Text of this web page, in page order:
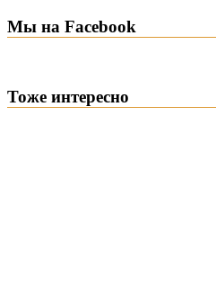
Мы на Facebook
Тоже интересно